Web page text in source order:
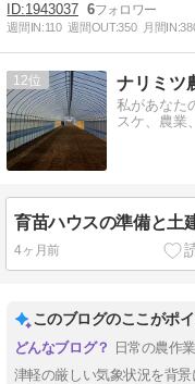
1943037 6
週間IN:110 週間OUT:350 月間IN:
12 ナリミツ
私があなた
スケ、農業
育苗ハウスの準備と土
4ヶ月前
このブログのここがポ
日常の農作
津軽の厳しい気象状況を背